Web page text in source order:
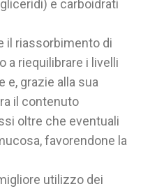
e carboidrati
il riassorbimento di
a riequilibrare i livelli
e, grazie alla sua
il contenuto
oltre che eventuali
favorendone la
utilizzo dei